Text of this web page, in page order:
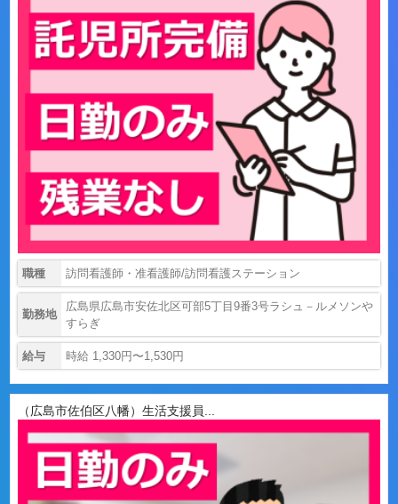
職種 訪問看護師・准看護師/訪問看護ステーション
勤務地
広島県広島市安佐北区可部5丁目9番3号ラシュ－ルメソンや
すらぎ
給与 時給 1,330円〜1,530円
（広島市佐伯区八幡）生活支援員...